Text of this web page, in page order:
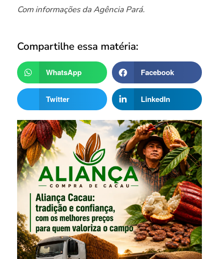
Com informações da Agência Pará.
Compartilhe essa matéria:
WhatsApp Facebook
Twitter LinkedIn